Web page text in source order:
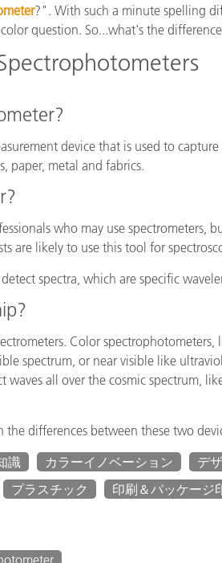
化粧品メーカー
?". With such a minute spelling
question. So...what's the
device that is used to
paper, metal and fabrics.
who may use spectrometers,
are likely to use this tool for
spectra, which are specific
Color spectrophotometers,
spectrum, or near visible like
waves all over the cosmic spectrum,
differences between these two
識 カラーイノベーション デ
プラスチック 印刷＆パッケージ